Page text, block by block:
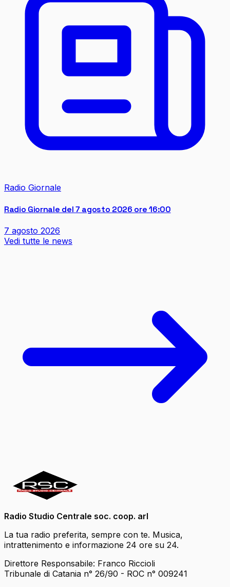
Radio Giornale
Radio Giornale del 7 agosto 2026 ore 16:00
7 agosto 2026
Vedi tutte le news
Radio Studio Centrale soc. coop. arl
La tua radio preferita, sempre con te. Musica,
intrattenimento e informazione 24 ore su 24.
Direttore Responsabile: Franco Riccioli
Tribunale di Catania n° 26/90 - ROC n° 009241